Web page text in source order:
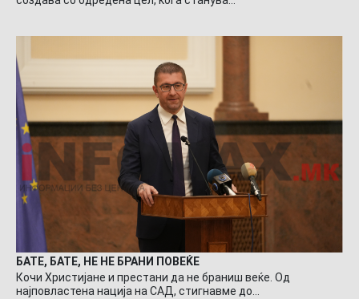
БАТЕ, БАТЕ, НЕ НЕ БРАНИ ПОВЕЌЕ
Кочи Христијане и престани да не браниш веќе. Од
најповластена нација на САД, стигнавме до…